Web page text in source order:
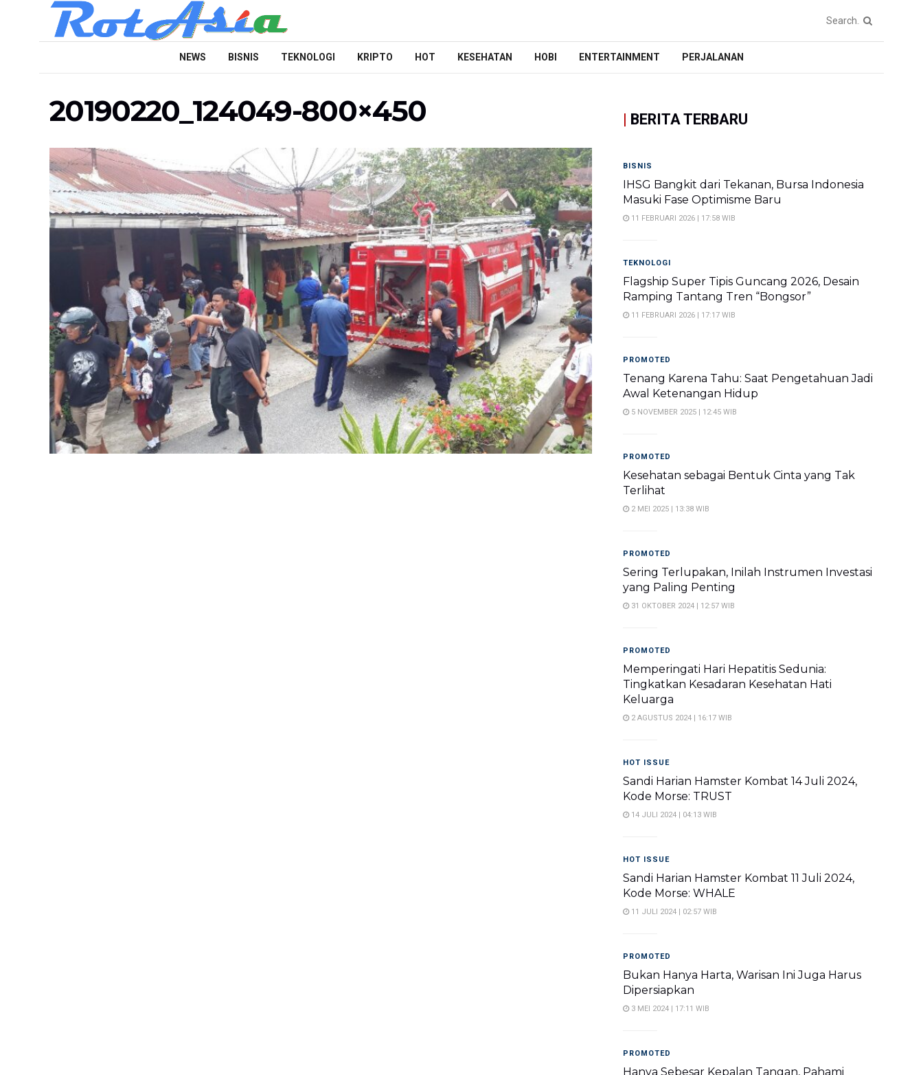
NEWS BISNIS TEKNOLOGI KRIPTO HOT KESEHATAN HOBI ENTERTAINMENT PERJALANAN
20190220_124049-800×450 | BERITA TERBARU
BISNIS
IHSG Bangkit dari Tekanan, Bursa Indonesia
Masuki Fase Optimisme Baru
11 FEBRUARI 2026 | 17:58 WIB
TEKNOLOGI
Flagship Super Tipis Guncang 2026, Desain
Ramping Tantang Tren “Bongsor”
11 FEBRUARI 2026 | 17:17 WIB
PROMOTED
Tenang Karena Tahu: Saat Pengetahuan Jadi
Awal Ketenangan Hidup
5 NOVEMBER 2025 | 12:45 WIB
PROMOTED
Kesehatan sebagai Bentuk Cinta yang Tak
Terlihat
2 MEI 2025 | 13:38 WIB
PROMOTED
Sering Terlupakan, Inilah Instrumen Investasi
yang Paling Penting
31 OKTOBER 2024 | 12:57 WIB
PROMOTED
Memperingati Hari Hepatitis Sedunia:
Tingkatkan Kesadaran Kesehatan Hati
Keluarga
2 AGUSTUS 2024 | 16:17 WIB
HOT ISSUE
Sandi Harian Hamster Kombat 14 Juli 2024,
Kode Morse: TRUST
14 JULI 2024 | 04:13 WIB
HOT ISSUE
Sandi Harian Hamster Kombat 11 Juli 2024,
Kode Morse: WHALE
11 JULI 2024 | 02:57 WIB
PROMOTED
Bukan Hanya Harta, Warisan Ini Juga Harus
Dipersiapkan
3 MEI 2024 | 17:11 WIB
PROMOTED
Hanya Sebesar Kepalan Tangan, Pahami